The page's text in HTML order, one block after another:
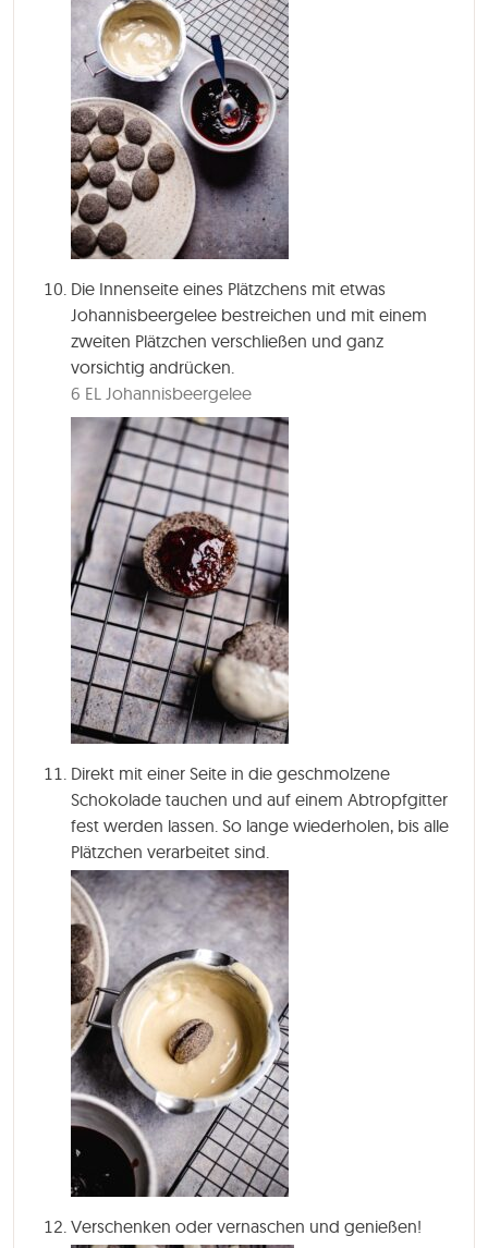
Die Innenseite eines Plätzchens mit etwas
Johannisbeergelee bestreichen und mit einem
zweiten Plätzchen verschließen und ganz
vorsichtig andrücken.
6 EL Johannisbeergelee
Direkt mit einer Seite in die geschmolzene
Schokolade tauchen und auf einem Abtropfgitter
fest werden lassen. So lange wiederholen, bis alle
Plätzchen verarbeitet sind.
Verschenken oder vernaschen und genießen!